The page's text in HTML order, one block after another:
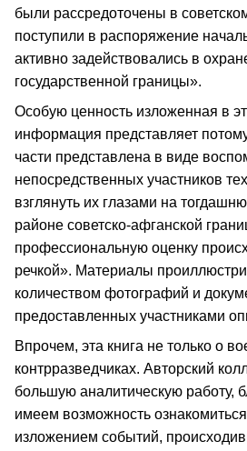
были рассредоточены в
поступили в распоряжение
активно задействовались в
государственной границы».
Особую ценность изложенная в
информация представляет
части представлена в виде
непосредственных участников
взглянуть их глазами на
районе советско-афганской
профессиональную оценку
речкой». Материалы
количеством фотографий и
предоставленных участниками
Впрочем, эта книга не только о
контрразведчиках. Авторский
большую аналитическую работу,
имеем возможность
изложением событий,